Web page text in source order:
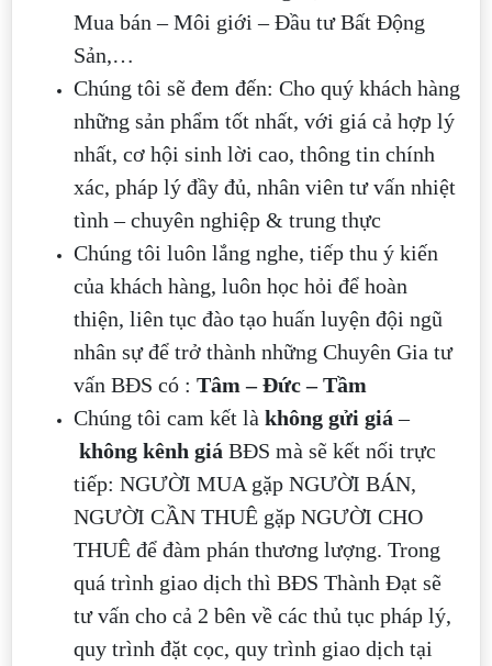
Mua bán – Môi giới – Đầu tư Bất Động
Sản,…
Chúng tôi sẽ đem đến: Cho quý khách hàng
những sản phẩm tốt nhất, với giá cả hợp lý
nhất, cơ hội sinh lời cao, thông tin chính
xác, pháp lý đầy đủ, nhân viên tư vấn nhiệt
tình – chuyên nghiệp & trung thực
Chúng tôi luôn lắng nghe, tiếp thu ý kiến
của khách hàng, luôn học hỏi để hoàn
thiện, liên tục đào tạo huấn luyện đội ngũ
nhân sự để trở thành những Chuyên Gia tư
vấn BĐS có : Tâm – Đức – Tầm
Chúng tôi cam kết là không gửi giá–
không kênh giá BĐS mà sẽ kết nối trực
tiếp: NGƯỜI MUA gặp NGƯỜI BÁN,
NGƯỜI CẦN THUÊ gặp NGƯỜI CHO
THUÊ để đàm phán thương lượng. Trong
quá trình giao dịch thì BĐS Thành Đạt sẽ
tư vấn cho cả 2 bên về các thủ tục pháp lý,
quy trình đặt cọc, quy trình giao dịch tại